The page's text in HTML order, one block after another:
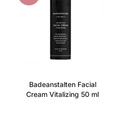
Badeanstalten Facial
Cream Vitalizing 50 ml